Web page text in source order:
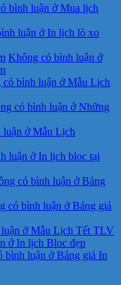
bình luận ở Mua lịch
luận ở In lịch lò xo
Không có bình luận ở
bình luận ở Mẫu Lịch
có bình luận ở Những
luận ở Mẫu Lịch
luận ở In lịch bloc tại
có bình luận ở Bảng
có bình luận ở Bảng giá
ở Mẫu Lịch Tết TLV
ở In lịch Bloc đẹp
bình luận ở Bảng giá In